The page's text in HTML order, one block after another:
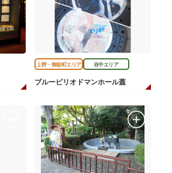
上野・御徒町エリア 谷中エリア
ブルーピリオドマンホール蓋